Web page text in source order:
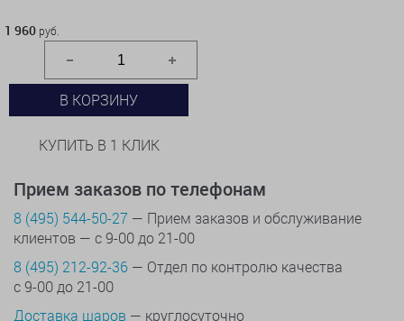
1 960 руб.
В КОРЗИНУ
КУПИТЬ В 1 КЛИК
Прием заказов по телефонам
8 (495) 544-50-27 — Прием заказов и обслуживание
клиентов — с 9-00 до 21-00
8 (495) 212-92-36 — Отдел по контролю качества
с 9-00 до 21-00
Доставка шаров — круглосуточно